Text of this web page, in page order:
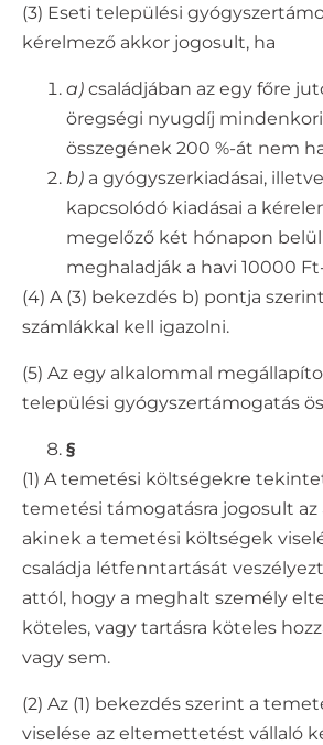
(3) Eseti települési
kérelmező akkor jogosult, ha
a) családjában az egy főre
öregségi nyugdíj
összegének 200 %-át nem
b) a gyógyszerkiadásai,
kapcsolódó kiadásai a
megelőző két hónapon
meghaladják a havi 10000
(4) A (3) bekezdés b) pontja
számlákkal kell igazolni.
(5) Az egy alkalommal
települési gyógyszertámogatás
§
(1) A temetési költségekre
temetési támogatásra jogosult az
akinek a temetési költségek
családja létfenntartását
attól, hogy a meghalt személy
köteles, vagy tartásra köteles
vagy sem.
(2) Az (1) bekezdés szerint a
viselése az eltemettetést vállaló